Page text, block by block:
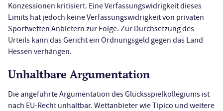
Konzessionen kritisiert. Eine Verfassungswidrigkeit dieses
Limits hat jedoch keine Verfassungswidrigkeit von privaten
Sportwetten Anbietern zur Folge. Zur Durchsetzung des
Urteils kann das Gericht ein Ordnungsgeld gegen das Land
Hessen verhängen.
Unhaltbare Argumentation
Die angeführte Argumentation des Glücksspielkollegiums ist
nach EU-Recht unhaltbar. Wettanbieter wie Tipico und weitere